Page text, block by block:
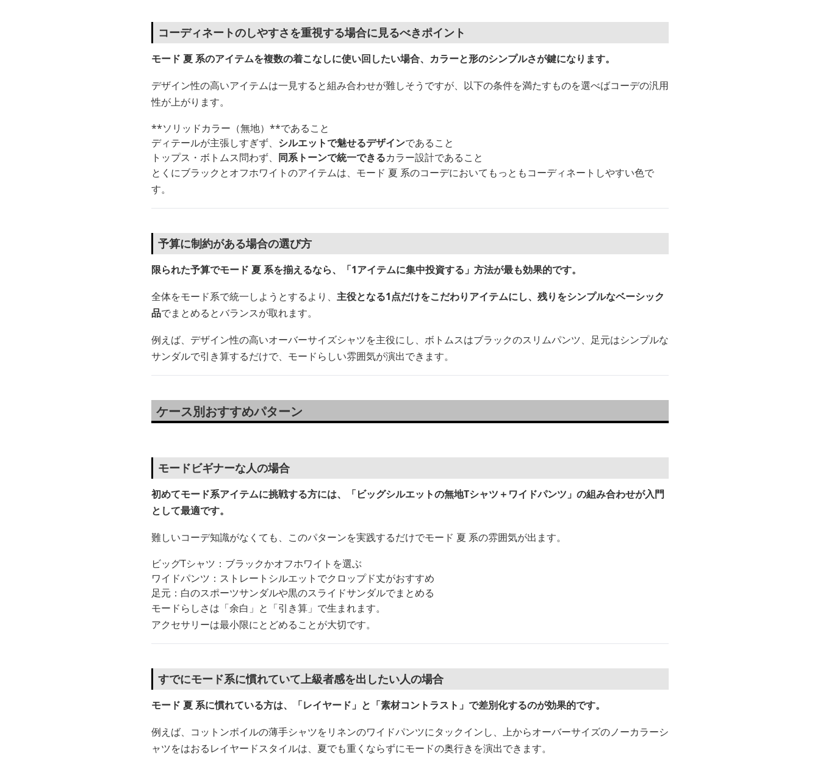
コーディネートのしやすさを重視する場合に見るべきポイント
モード 夏 系のアイテムを複数の着こなしに使い回したい場合、カラーと形のシンプルさが鍵になります。
デザイン性の高いアイテムは一見すると組み合わせが難しそうですが、以下の条件を満たすものを選べばコーデの汎用
性が上がります。
**ソリッドカラー（無地）**であること
ディテールが主張しすぎず、 シルエットで魅せるデザインであること
トップス・ボトムス問わず、 同系トーンで統一できるカラー設計であること
とくにブラックとオフホワイトのアイテムは、モード 夏 系のコーデにおいてもっともコーディネートしやすい色で
す。
予算に制約がある場合の選び方
限られた予算でモード 夏 系を揃えるなら、「1アイテムに集中投資する」方法が最も効果的です。
全体をモード系で統一しようとするより、 主役となる1点だけをこだわりアイテムにし、残りをシンプルなベーシック
品でまとめるとバランスが取れます。
例えば、デザイン性の高いオーバーサイズシャツを主役にし、ボトムスはブラックのスリムパンツ、足元はシンプルな
サンダルで引き算するだけで、モードらしい雰囲気が演出できます。
ケース別おすすめパターン
モードビギナーな人の場合
初めてモード系アイテムに挑戦する方には、「ビッグシルエットの無地Tシャツ＋ワイドパンツ」の組み合わせが入門
として最適です。
難しいコーデ知識がなくても、このパターンを実践するだけでモード 夏 系の雰囲気が出ます。
ビッグTシャツ：ブラックかオフホワイトを選ぶ
ワイドパンツ：ストレートシルエットでクロップド丈がおすすめ
足元：白のスポーツサンダルや黒のスライドサンダルでまとめる
モードらしさは「余白」と「引き算」で生まれます。
アクセサリーは最小限にとどめることが大切です。
すでにモード系に慣れていて上級者感を出したい人の場合
モード 夏 系に慣れている方は、「レイヤード」と「素材コントラスト」で差別化するのが効果的です。
例えば、コットンボイルの薄手シャツをリネンのワイドパンツにタックインし、上からオーバーサイズのノーカラーシ
ャツをはおるレイヤードスタイルは、夏でも重くならずにモードの奥行きを演出できます。